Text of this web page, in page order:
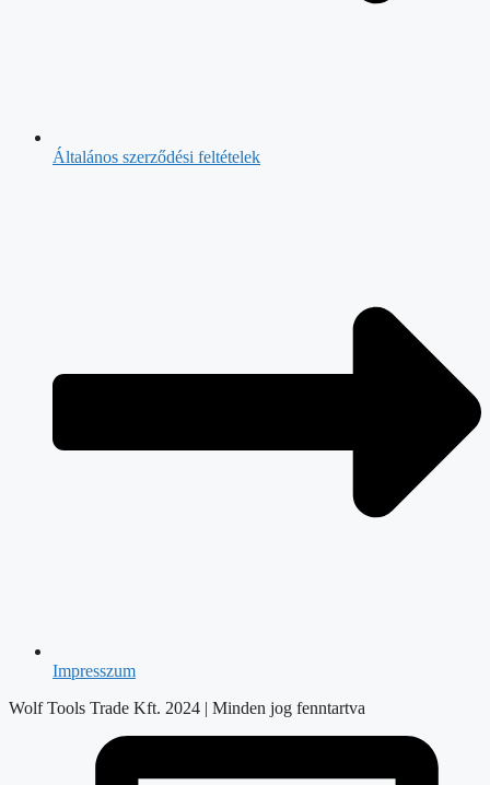
Általános szerződési feltételek
Impresszum
Wolf Tools Trade Kft. 2024 | Minden jog fenntartva